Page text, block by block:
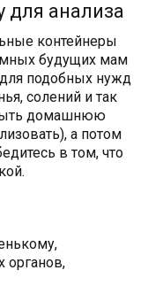
для анализа
контейнеры
будущих мам
подобных нужд
солений и так
домашнюю
а потом
в том, что
органов,